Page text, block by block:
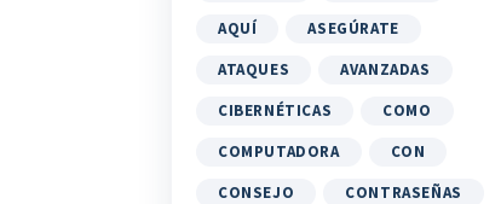
AQUÍ
ASEGÚRATE
ATAQUES
AVANZADAS
CIBERNÉTICAS
COMO
COMPUTADORA
CON
CONSEJO
CONTRASEÑAS